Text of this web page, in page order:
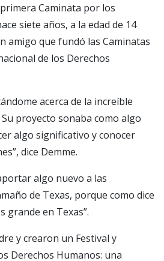
Caminata por los
siete años, a la edad de 14
amigo que fundó las Caminatas
de los Derechos
acerca de la increíble
proyecto sonaba como algo
algo significativo y conocer
dice Demme.
algo nuevo a las
de Texas, porque como dice
grande en Texas”.
y crearon un Festival y
Derechos Humanos: una